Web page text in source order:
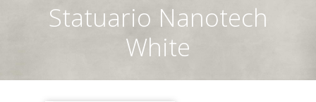
Statuario Nanotech
White